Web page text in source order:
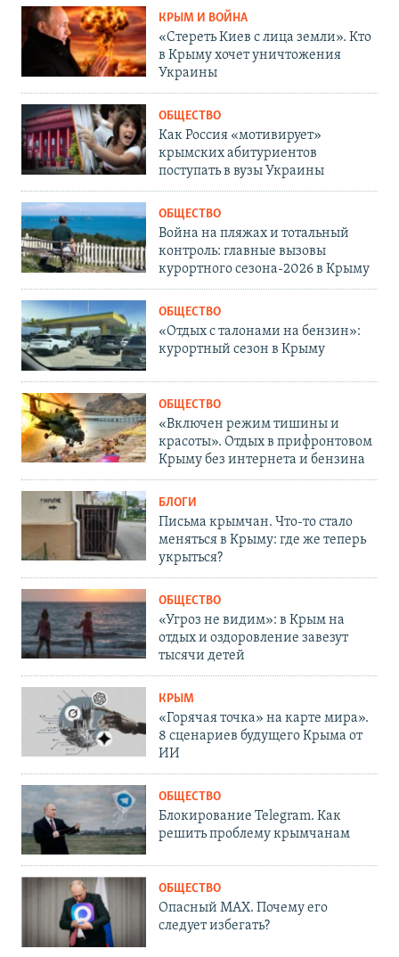
КРЫМ И ВОЙНА
«Стереть Киев с лица земли». Кто
в Крыму хочет уничтожения
Украины
ОБЩЕСТВО
Как Россия «мотивирует»
крымских абитуриентов
поступать в вузы Украины
ОБЩЕСТВО
Война на пляжах и тотальный
контроль: главные вызовы
курортного сезона-2026 в Крыму
ОБЩЕСТВО
«Отдых с талонами на бензин»:
курортный сезон в Крыму
ОБЩЕСТВО
«Включен режим тишины и
красоты». Отдых в прифронтовом
Крыму без интернета и бензина
БЛОГИ
Письма крымчан. Что-то стало
меняться в Крыму: где же теперь
укрыться?
ОБЩЕСТВО
«Угроз не видим»: в Крым на
отдых и оздоровление завезут
тысячи детей
КРЫМ
«Горячая точка» на карте мира».
8 сценариев будущего Крыма от
ИИ
ОБЩЕСТВО
Блокирование Telegram. Как
решить проблему крымчанам
ОБЩЕСТВО
Опасный MAX. Почему его
следует избегать?